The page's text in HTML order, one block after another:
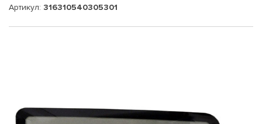
Артикул: 316310540305301